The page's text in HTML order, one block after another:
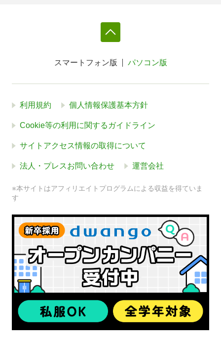
スマートフォン版 パソコン版
利用規約 個人情報保護基本方針
Cookie等の利用に関するガイドライン
サイトアクセス情報の取得について
法人・プレスお問い合わせ 運営会社
※本サイトはアフィリエイトプログラムによる収益を得ていま
す